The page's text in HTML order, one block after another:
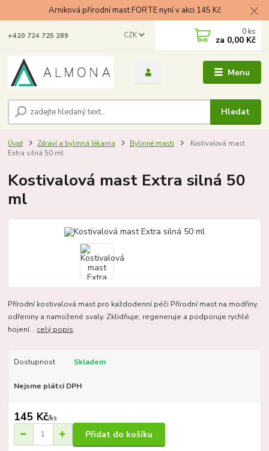
Arniková přírodní mast FORTE nyní v akci 145 Kč
Menu
CZK
Hledat
+420 724 725 289 0 ks
za 0,00 Kč
Úvod Zdraví a bylinná lékarna Bylinné masti
Kostivalová mast
Extra silná 50 ml
Kostivalová mast Extra silná 50
ml
Přírodní kostivalová mast pro každodenní péči Přírodní mast na modřiny,
odřeniny a namožené svaly. Zklidňuje, regeneruje a podporuje rychlé
hojení... celý popis
Dostupnost Skladem
Nejsme plátci DPH
145 Kč/ks
Přidat do košíku